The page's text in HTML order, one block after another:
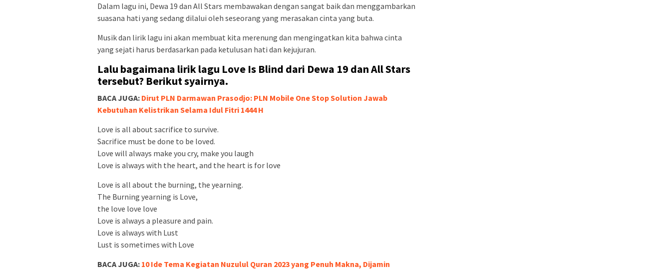
Dalam lagu ini, Dewa 19 dan All Stars membawakan dengan sangat baik dan menggambarkan
suasana hati yang sedang dilalui oleh seseorang yang merasakan cinta yang buta.
Musik dan lirik lagu ini akan membuat kita merenung dan mengingatkan kita bahwa cinta
yang sejati harus berdasarkan pada ketulusan hati dan kejujuran.
Lalu bagaimana lirik lagu Love Is Blind dari Dewa 19 dan All Stars
tersebut? Berikut syairnya.
BACA JUGA: Dirut PLN Darmawan Prasodjo: PLN Mobile One Stop Solution Jawab
Kebutuhan Kelistrikan Selama Idul Fitri 1444 H
Love is all about sacrifice to survive.
Sacrifice must be done to be loved.
Love will always make you cry, make you laugh
Love is always with the heart, and the heart is for love
Love is all about the burning, the yearning.
The Burning yearning is Love,
the love love love
Love is always a pleasure and pain.
Love is always with Lust
Lust is sometimes with Love
BACA JUGA: 10 Ide Tema Kegiatan Nuzulul Quran 2023 yang Penuh Makna, Dijamin